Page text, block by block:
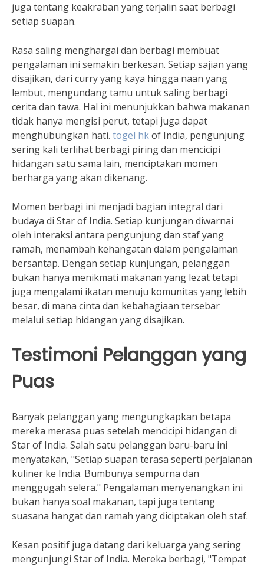
juga tentang keakraban yang terjalin saat berbagi
setiap suapan.
Rasa saling menghargai dan berbagi membuat
pengalaman ini semakin berkesan. Setiap sajian yang
disajikan, dari curry yang kaya hingga naan yang
lembut, mengundang tamu untuk saling berbagi
cerita dan tawa. Hal ini menunjukkan bahwa makanan
tidak hanya mengisi perut, tetapi juga dapat
menghubungkan hati. togel hkof India, pengunjung
sering kali terlihat berbagi piring dan mencicipi
hidangan satu sama lain, menciptakan momen
berharga yang akan dikenang.
Momen berbagi ini menjadi bagian integral dari
budaya di Star of India. Setiap kunjungan diwarnai
oleh interaksi antara pengunjung dan staf yang
ramah, menambah kehangatan dalam pengalaman
bersantap. Dengan setiap kunjungan, pelanggan
bukan hanya menikmati makanan yang lezat tetapi
juga mengalami ikatan menuju komunitas yang lebih
besar, di mana cinta dan kebahagiaan tersebar
melalui setiap hidangan yang disajikan.
Testimoni Pelanggan yang
Puas
Banyak pelanggan yang mengungkapkan betapa
mereka merasa puas setelah mencicipi hidangan di
Star of India. Salah satu pelanggan baru-baru ini
menyatakan, "Setiap suapan terasa seperti perjalanan
kuliner ke India. Bumbunya sempurna dan
menggugah selera." Pengalaman menyenangkan ini
bukan hanya soal makanan, tapi juga tentang
suasana hangat dan ramah yang diciptakan oleh staf.
Kesan positif juga datang dari keluarga yang sering
mengunjungi Star of India. Mereka berbagi, "Tempat